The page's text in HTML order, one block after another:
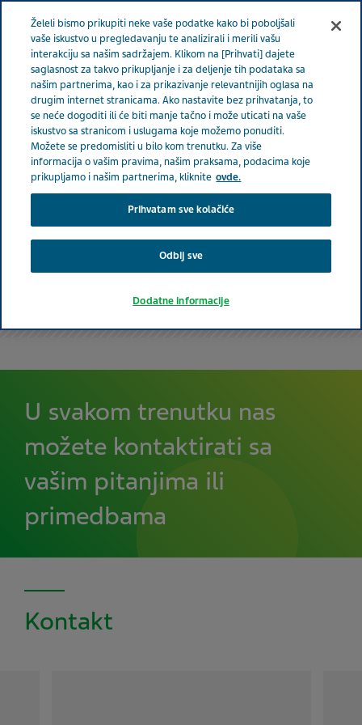
SRBIJA
Kontaktirajte nas
U svakom trenutku nas
možete kontaktirati sa
vašim pitanjima ili
primedbama
Kontakt
Želeli bismo prikupiti neke vaše podatke kako bi poboljšali
vaše iskustvo u pregledavanju te analizirali i merili vašu
interakciju sa našim sadržajem. Klikom na [Prihvati] dajete
saglasnost za takvo prikupljanje i za deljenje tih podataka sa
našim partnerima, kao i za prikazivanje relevantnijih oglasa na
drugim internet stranicama. Ako nastavite bez prihvatanja, to
se neće dogoditi ili će biti manje tačno i može uticati na vaše
iskustvo sa stranicom i uslugama koje možemo ponuditi.
Možete se predomisliti u bilo kom trenutku. Za više
informacija o vašim pravima, našim praksama, podacima koje
prikupljamo i našim partnerima, kliknite ovde.
Prihvatam sve kolačiće
Odbij sve
Dodatne informacije